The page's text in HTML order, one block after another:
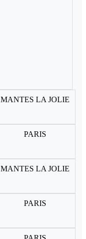
MANTES LA JOLIE
PARIS
MANTES LA JOLIE
PARIS